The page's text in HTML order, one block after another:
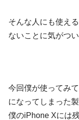
そんな人にも使え
ないことに気がつい
今回僕が使ってみ
になってしまった
僕のiPhone Xには